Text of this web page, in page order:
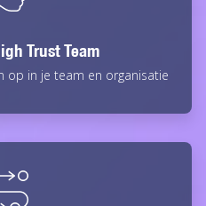
Trust Team
op in je team en organisatie